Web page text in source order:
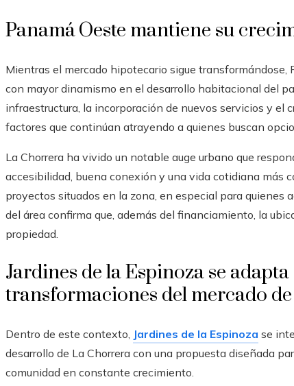
Panamá Oeste mantiene su
Mientras el mercado hipotecario sigue transformándose,
con mayor dinamismo en el desarrollo habitacional del
infraestructura, la incorporación de nuevos servicios y
factores que continúan atrayendo a quienes buscan
La Chorrera ha vivido un notable auge urbano que
accesibilidad, buena conexión y una vida cotidiana más
proyectos situados en la zona, en especial para quienes
del área confirma que, además del financiamiento, la
propiedad.
Jardines de la Espinoza se
transformaciones del mercado
Dentro de este contexto, Jardines de la Espinoza se
desarrollo de La Chorrera con una propuesta diseñada
comunidad en constante crecimiento.